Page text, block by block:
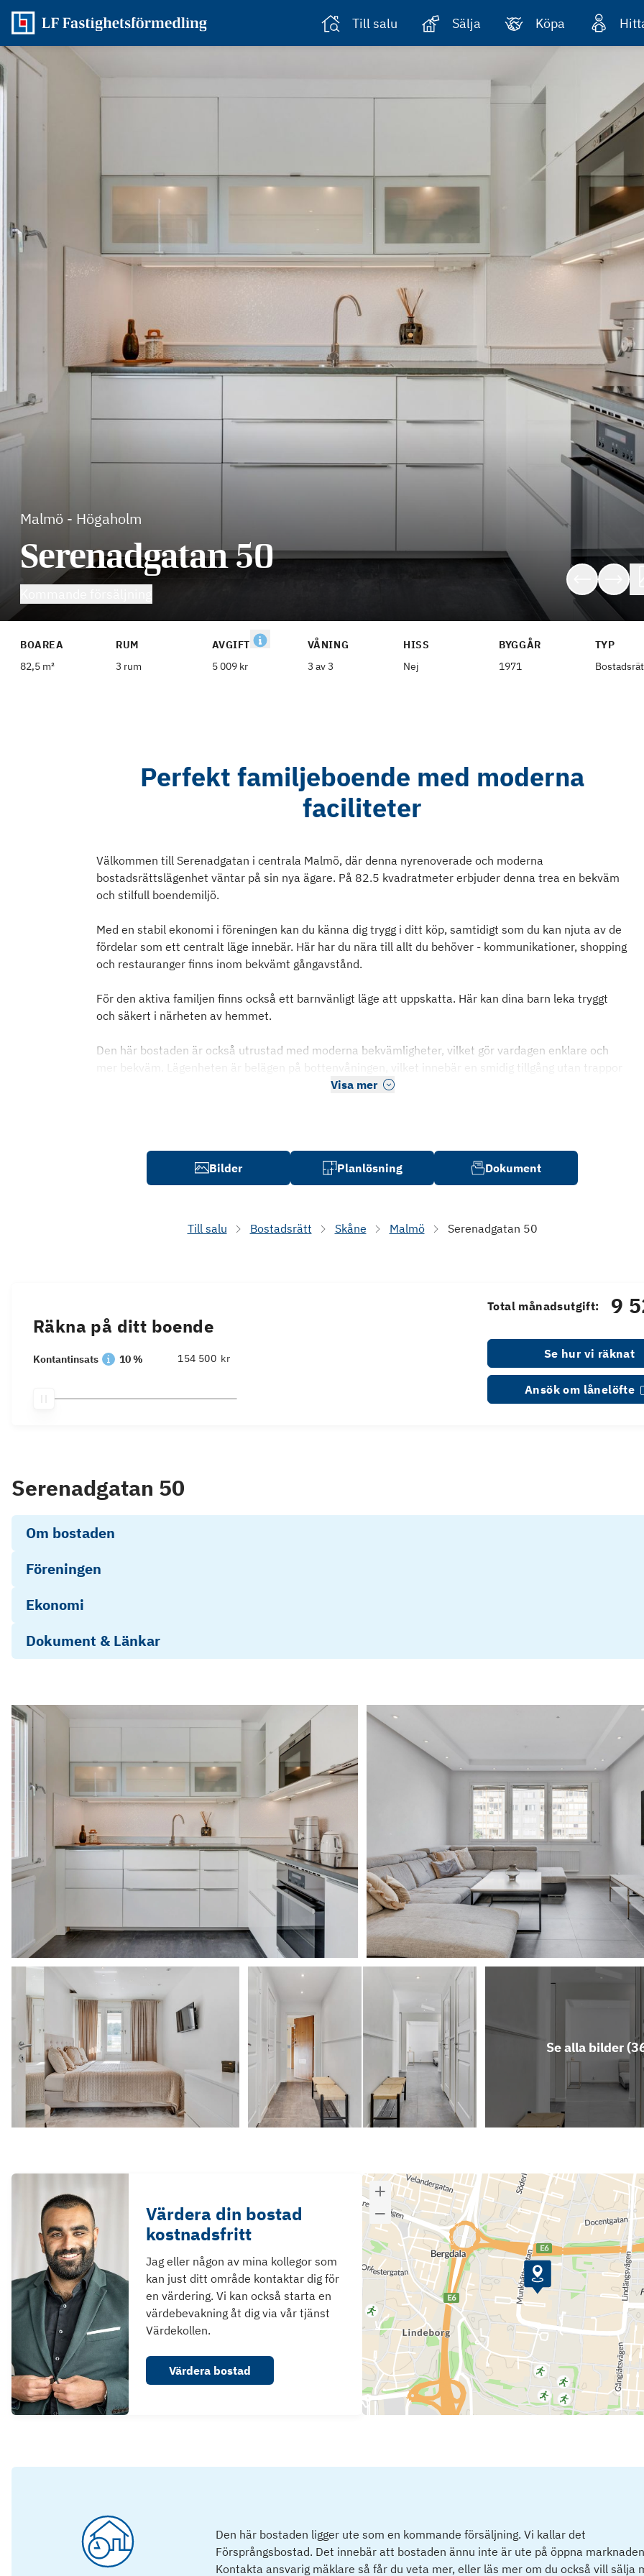
Till salu Sälja Köpa
Malmö - Högaholm
Serenadgatan 50
BOAREA
82,5 m²
RUM
3 rum
AVGIFT
5 009 kr
VÅNING
3 av 3
HISS
Nej
BYGGÅR
1971
TYP
Perfekt familjeboende med moderna
faciliteter
Välkommen till Serenadgatan i centrala Malmö, där denna nyrenoverade och moderna
bostadsrättslägenhet väntar på sin nya ägare. På 82.5 kvadratmeter erbjuder denna trea en bekväm
och stilfull boendemiljö.
Med en stabil ekonomi i föreningen kan du känna dig trygg i ditt köp, samtidigt som du kan njuta av de
fördelar som ett centralt läge innebär. Här har du nära till allt du behöver - kommunikationer, shopping
och restauranger finns inom bekvämt gångavstånd.
För den aktiva familjen finns också ett barnvänligt läge att uppskatta. Här kan dina barn leka tryggt
och säkert i närheten av hemmet.
Den här bostaden är också utrustad med moderna bekvämligheter, vilket gör vardagen enklare och
mer bekväm. Lägenheten är belägen på bottenvåningen, vilket innebär en smidig tillgång utan trappor
Visa mer
Bilder Planlösning Dokument
Till salu Bostadsrätt Skåne Malmö Serenadgatan 50
Räkna på ditt boende
Kontantinsats 10 % kr
Total månadsutgift: 9
Se hur vi räknat
Ansök om lånelöfte
Serenadgatan 50
Om bostaden
Föreningen
Ekonomi
Dokument & Länkar
Stadgar Högaholm 2023 Årsredovisning 2024-2025 Hsb Brf Högaholm
Se alla bilder (
Värdera din bostad
kostnadsfritt
Jag eller någon av mina kollegor som
kan just ditt område kontaktar dig för
en värdering. Vi kan också starta en
värdebevakning åt dig via vår tjänst
Värdekollen.
Värdera bostad
Den här bostaden ligger ute som en kommande försäljning. Vi kallar det
Försprångsbostad. Det innebär att bostaden ännu inte är ute på öppna
Kontakta ansvarig mäklare så får du veta mer, eller läs mer om du också vill sälja